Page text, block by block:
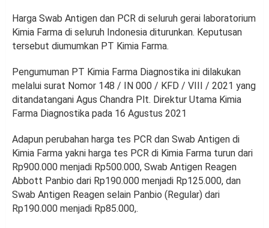
Harga Swab Antigen dan PCR di seluruh gerai laboratorium
Kimia Farma di seluruh Indonesia diturunkan. Keputusan
tersebut diumumkan PT Kimia Farma.
Pengumuman PT Kimia Farma Diagnostika ini dilakukan
melalui surat Nomor 148 / IN 000 / KFD / VIII / 2021 yang
ditandatangani Agus Chandra Plt. Direktur Utama Kimia
Farma Diagnostika pada 16 Agustus 2021
Adapun perubahan harga tes PCR dan Swab Antigen di
Kimia Farma yakni harga tes PCR di Kimia Farma turun dari
Rp900.000 menjadi Rp500.000, Swab Antigen Reagen
Abbott Panbio dari Rp190.000 menjadi Rp125.000, dan
Swab Antigen Reagen selain Panbio (Regular) dari
Rp190.000 menjadi Rp85.000,.